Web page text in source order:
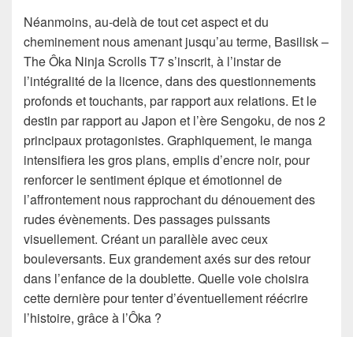
Néanmoins, au-delà de tout cet aspect et du
cheminement nous amenant jusqu’au terme, Basilisk –
The Ôka Ninja Scrolls T7 s’inscrit, à l’instar de
l’intégralité de la licence, dans des questionnements
profonds et touchants, par rapport aux relations. Et le
destin par rapport au Japon et l’ère Sengoku, de nos 2
principaux protagonistes. Graphiquement, le manga
intensifiera les gros plans, emplis d’encre noir, pour
renforcer le sentiment épique et émotionnel de
l’affrontement nous rapprochant du dénouement des
rudes évènements. Des passages puissants
visuellement. Créant un parallèle avec ceux
bouleversants. Eux grandement axés sur des retour
dans l’enfance de la doublette. Quelle voie choisira
cette dernière pour tenter d’éventuellement réécrire
l’histoire, grâce à l’Ôka ?